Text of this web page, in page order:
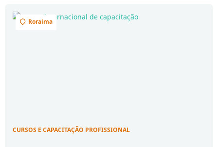
Roraima
CURSOS E CAPACITAÇÃO PROFISSIONAL